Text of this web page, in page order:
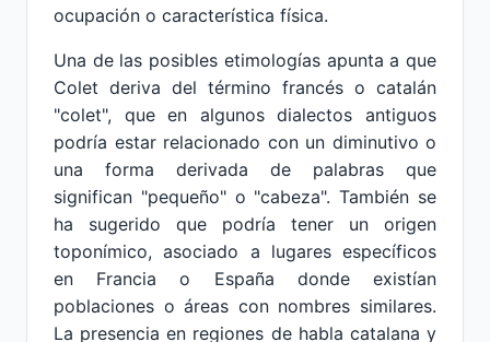
ocupación o característica física.
Una de las posibles etimologías apunta a que
Colet deriva del término francés o catalán
"colet", que en algunos dialectos antiguos
podría estar relacionado con un diminutivo o
una forma derivada de palabras que
significan "pequeño" o "cabeza". También se
ha sugerido que podría tener un origen
toponímico, asociado a lugares específicos
en Francia o España donde existían
poblaciones o áreas con nombres similares.
La presencia en regiones de habla catalana y